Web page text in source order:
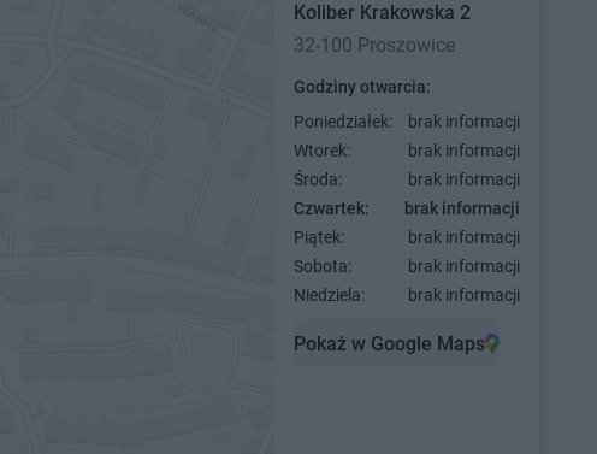
Koliber Krakowska 2
32-100 Proszowice
Godziny otwarcia:
Poniedziałek:
brak informacji
Wtorek:
brak informacji
Środa:
brak informacji
Czwartek:
brak informacji
Piątek:
brak informacji
Sobota:
brak informacji
Niedziela:
brak informacji
Pokaż w Google Maps